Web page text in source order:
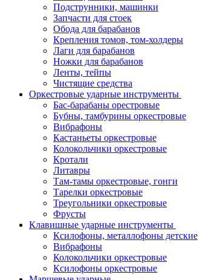
Подструнники, машинки
Запчасти для стоек
Обода для барабанов
Крепления томов, том-холдеры
Лаги для барабанов
Ножки для барабанов
Ленты, тейпы
Чистящие средства
Оркестровые ударные инструменты
Бас-барабаны орестровые
Бубны, тамбурины оркестровые
Вибрафоны
Кастаньеты оркестровые
Колокольчики оркестровые
Кротали
Литавры
Там-тамы оркестровые, гонги
Тарелки оркестровые
Треугольники оркестровые
Фрусты
Клавишные ударные инструменты
Ксилофоны, металлофоны детские
Вибрафоны
Колокольчики оркестровые
Ксилофоны оркестровые